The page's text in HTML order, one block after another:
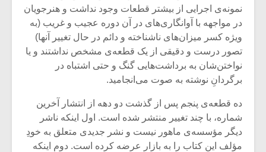
نمونه‌ی اجرایی از بیشتر قطعات وجود نداشت و هنرجویان
در مواجهه با آوانگاری‌های در آن دوره عجیب و غریب (به
ویژه کسر میزان‌های ناشناخته و دائم در حال تغییر آنها)
تصور درست و دقیقی از یک قطعه‌ی مشخص نداشتند و یا
نواختن‌شان به برداشت‌هایی گنگ و حتی اشتباه در
برگردانِ نوشته به صوت می‌انجامید.
ده قطعه‌‌ی پنجم پس از گذشت دو دهه از انتشار آخرین
شماره، با چند تغییر منتشر شده است. اول اینکه ناشر
دیگر مؤسسه‌ی ماهور نیست و نشر جدیدی متعلق به خودِ
مؤلف این کتاب را به بازار عرضه کرده است. دوم اینکه